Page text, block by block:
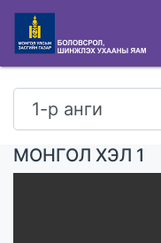
МОНГОЛ ХЭЛ 1